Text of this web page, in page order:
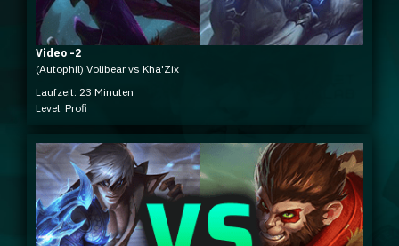
Video -2
(Autophil) Volibear vs Kha'Zix
Laufzeit: 23 Minuten
Level: Profi